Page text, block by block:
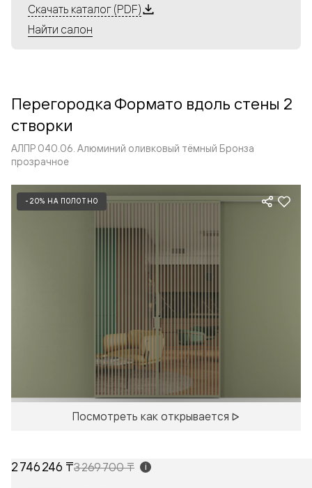
Алюминиевые перегородки имеют единый профиль
с алюминиевыми дверьми и легко сочетаются в одном
алюминиевых перегородок и дверей координируется
со стеновыми панелями Волховец.
Скачать каталог (PDF)
Найти салон
Перегородка Формато вдоль стены 2
створки
АЛПР 040.06. Алюминий оливковый тёмный Бронза
прозрачное
-20% НА ПОЛОТНО
Посмотреть как открывается
2 746 246 ₸3 269 700 ₸ i